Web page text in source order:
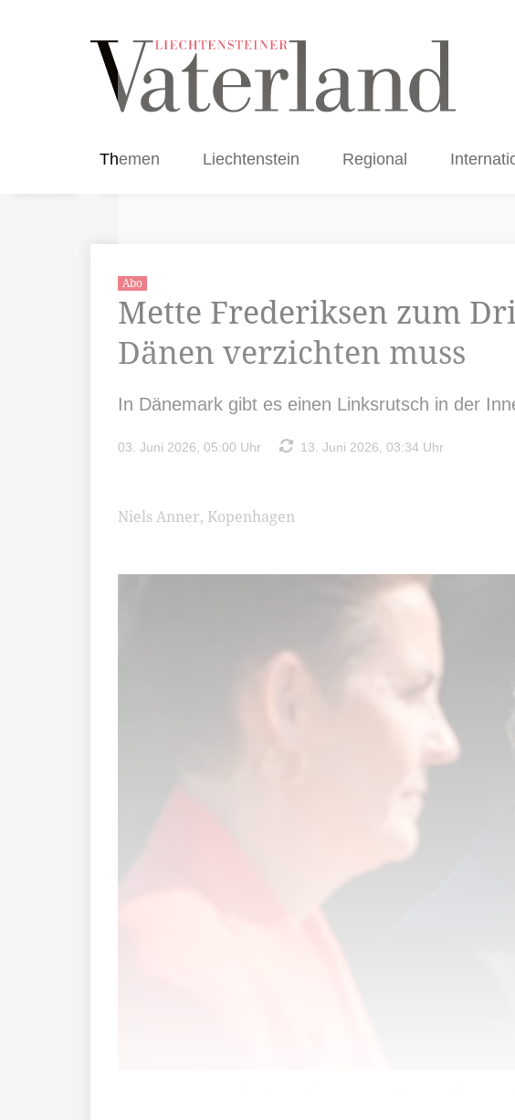
Themen Liechtenstein Regional
Abo
Mette Frederiksen zum
Dänen verzichten muss
In Dänemark gibt es einen Linksrutsch in der
03. Juni 2026, 05:00 Uhr 13. Juni 2026, 03:34 Uhr
Niels Anner, Kopenhagen